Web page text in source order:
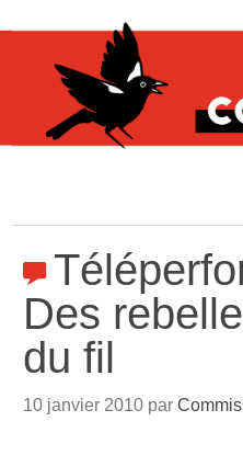
Des
du fil
10 janvier 2010 par